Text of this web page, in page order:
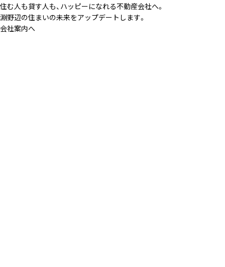
住む人も貸す人も、ハッピーになれる不動産会社へ。
淵野辺の住まいの未来をアップデートします。
会社案内へ